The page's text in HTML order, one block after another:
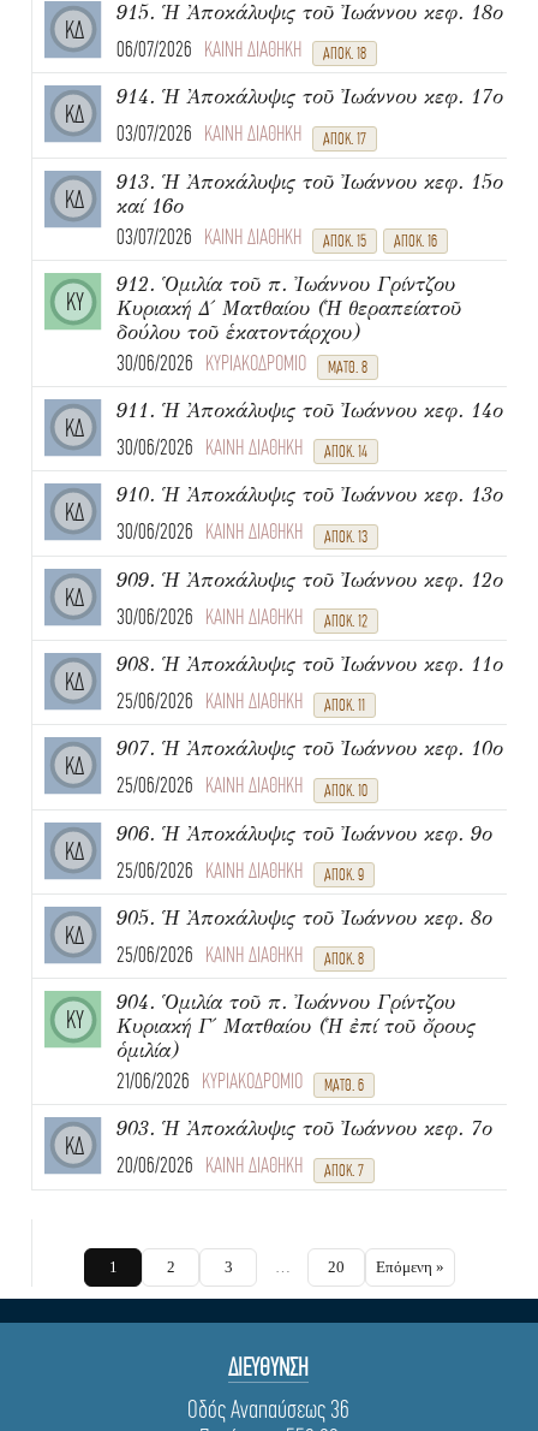
ΚΔ
915. Ἡ Ἀποκάλυψις τοῦ Ἰωάννου κεφ. 18ο
06/07/2026 ΚΑΙΝΗ ΔΙΑΘΗΚΗ ΑΠΟΚ. 18
ΚΔ
914. Ἡ Ἀποκάλυψις τοῦ Ἰωάννου κεφ. 17ο
03/07/2026 ΚΑΙΝΗ ΔΙΑΘΗΚΗ ΑΠΟΚ. 17
ΚΔ
913. Ἡ Ἀποκάλυψις τοῦ Ἰωάννου κεφ. 15ο
καί 16ο
03/07/2026 ΚΑΙΝΗ ΔΙΑΘΗΚΗ ΑΠΟΚ. 15 ΑΠΟΚ. 16
ΚΥ
912. Ὁμιλία τοῦ π. Ἰωάννου Γρίντζου
Κυριακή Δ΄ Ματθαίου (Ἡ θεραπείατοῦ
δούλου τοῦ ἑκατοντάρχου)
30/06/2026 ΚΥΡΙΑΚΟΔΡΟΜΙΟ ΜΑΤΘ. 8
ΚΔ
911. Ἡ Ἀποκάλυψις τοῦ Ἰωάννου κεφ. 14ο
30/06/2026 ΚΑΙΝΗ ΔΙΑΘΗΚΗ ΑΠΟΚ. 14
ΚΔ
910. Ἡ Ἀποκάλυψις τοῦ Ἰωάννου κεφ. 13ο
30/06/2026 ΚΑΙΝΗ ΔΙΑΘΗΚΗ ΑΠΟΚ. 13
ΚΔ
909. Ἡ Ἀποκάλυψις τοῦ Ἰωάννου κεφ. 12ο
30/06/2026 ΚΑΙΝΗ ΔΙΑΘΗΚΗ ΑΠΟΚ. 12
ΚΔ
908. Ἡ Ἀποκάλυψις τοῦ Ἰωάννου κεφ. 11ο
25/06/2026 ΚΑΙΝΗ ΔΙΑΘΗΚΗ ΑΠΟΚ. 11
ΚΔ
907. Ἡ Ἀποκάλυψις τοῦ Ἰωάννου κεφ. 10ο
25/06/2026 ΚΑΙΝΗ ΔΙΑΘΗΚΗ ΑΠΟΚ. 10
ΚΔ
906. Ἡ Ἀποκάλυψις τοῦ Ἰωάννου κεφ. 9ο
25/06/2026 ΚΑΙΝΗ ΔΙΑΘΗΚΗ ΑΠΟΚ. 9
ΚΔ
905. Ἡ Ἀποκάλυψις τοῦ Ἰωάννου κεφ. 8ο
25/06/2026 ΚΑΙΝΗ ΔΙΑΘΗΚΗ ΑΠΟΚ. 8
ΚΥ
904. Ὁμιλία τοῦ π. Ἰωάννου Γρίντζου
Κυριακή Γ΄ Ματθαίου (Ἡ ἐπί τοῦ ὄρους
ὁμιλία)
21/06/2026 ΚΥΡΙΑΚΟΔΡΟΜΙΟ ΜΑΤΘ. 6
ΚΔ
903. Ἡ Ἀποκάλυψις τοῦ Ἰωάννου κεφ. 7ο
20/06/2026 ΚΑΙΝΗ ΔΙΑΘΗΚΗ ΑΠΟΚ. 7
1 2 3 … 20 Επόμενη »
ΔΙΕΥΘΥΝΣΗ
Οδός Αναπαύσεως 36